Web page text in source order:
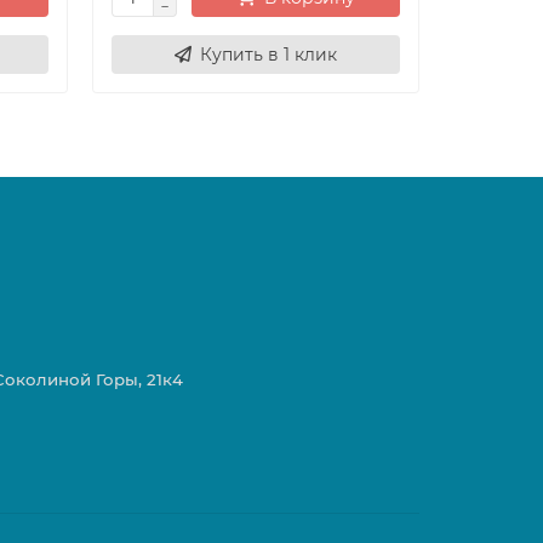
Купить в 1 клик
Горы, 21к4